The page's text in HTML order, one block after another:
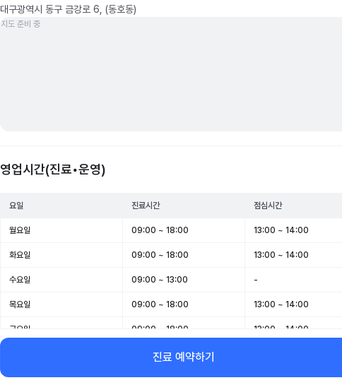
대구광역시 동구 금강로 6, (동호동)
지도 준비 중
영업시간(진료•운영)
요일 진료시간 점심시간
월요일 09:00 ~ 18:00 13:00 ~ 14:00
화요일 09:00 ~ 18:00 13:00 ~ 14:00
수요일 09:00 ~ 13:00 -
목요일 09:00 ~ 18:00 13:00 ~ 14:00
금요일 09:00 ~ 18:00 13:00 ~ 14:00
09:00 ~ 13:00
일요일 휴무 -
진료 예약하기